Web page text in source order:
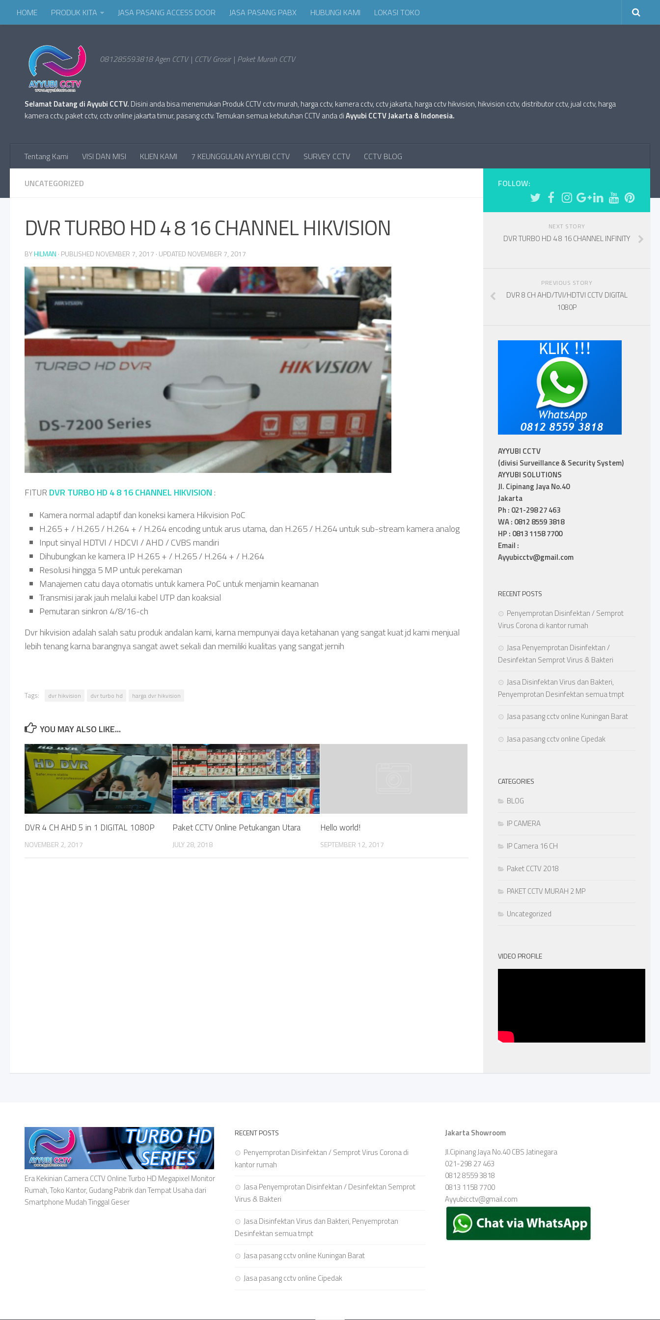
HOME PRODUK KITA JASA PASANG ACCESS DOOR JASA PASANG PABX HUBUNGI KAMI LOKASI TOKO
081285593818 Agen CCTV | CCTV Grosir | Paket Murah CCTV
Selamat Datang di Ayyubi CCTV. Disini anda bisa menemukan Produk CCTV cctv murah, harga cctv, kamera cctv, cctv jakarta, harga cctv hikvision, hikvision cctv, distributor cctv, jual cctv, harga
kamera cctv, paket cctv, cctv online jakarta timur, pasang cctv. Temukan semua kebutuhan CCTV anda diAyyubi CCTV Jakarta & Indonesia.
Tentang Kami VISI DAN MISI KLIEN KAMI 7 KEUNGGULAN AYYUBI CCTV SURVEY CCTV CCTV BLOG
UNCATEGORIZED
DVR TURBO HD 4 8 16 CHANNEL HIKVISION
BYHILMAN · PUBLISHED NOVEMBER 7, 2017 · UPDATED NOVEMBER 7, 2017
FITUR DVR TURBO HD 4 8 16 CHANNEL HIKVISION :
Kamera normal adaptif dan koneksi kamera Hikvision PoC
H.265 + / H.265 / H.264 + / H.264 encoding untuk arus utama, dan H.265 / H.264 untuk sub-stream kamera analog
Input sinyal HDTVI / HDCVI / AHD / CVBS mandiri
Dihubungkan ke kamera IP H.265 + / H.265 / H.264 + / H.264
Resolusi hingga 5 MP untuk perekaman
Manajemen catu daya otomatis untuk kamera PoC untuk menjamin keamanan
Transmisi jarak jauh melalui kabel UTP dan koaksial
Pemutaran sinkron 4/8/16-ch
Dvr hikvision adalah salah satu produk andalan kami, karna mempunyai daya ketahanan yang sangat kuat jd kami menjual
lebih tenang karna barangnya sangat awet sekali dan memiliki kualitas yang sangat jernih
Tags: dvr hikvision dvr turbo hd harga dvr hikvision
YOU MAY ALSO LIKE...
DVR 4 CH AHD 5 in 1 DIGITAL 1080P
NOVEMBER 2, 2017
Paket CCTV Online Petukangan Utara
JULY 28, 2018
Hello world!
SEPTEMBER 12, 2017
FOLLOW:
NEXT STORY
DVR TURBO HD 4 8 16 CHANNEL INFINITY
PREVIOUS STORY
DVR 8 CH AHD/TVI/HDTVI CCTV DIGITAL
1080P
AYYUBI CCTV
(divisi Surveillance & Security System)
AYYUBI SOLUTIONS
Jl. Cipinang Jaya No.40
Jakarta
Ph : 021-298 27 463
WA : 0812 8559 3818
HP : 0813 1158 7700
Email :
Ayyubicctv@gmail.com
RECENT POSTS
Penyemprotan Disinfektan / Semprot
Virus Corona di kantor rumah
Jasa Penyemprotan Disinfektan /
Desinfektan Semprot Virus & Bakteri
Jasa Disinfektan Virus dan Bakteri,
Penyemprotan Desinfektan semua tmpt
Jasa pasang cctv online Kuningan Barat
Jasa pasang cctv online Cipedak
CATEGORIES
BLOG
IP CAMERA
IP Camera 16 CH
Paket CCTV 2018
PAKET CCTV MURAH 2 MP
Uncategorized
VIDEO PROFILE
Era Kekinian Camera CCTV Online Turbo HD Megapixel Monitor
Rumah, Toko Kantor, Gudang Pabrik dan Tempat Usaha dari
Smartphone Mudah Tinggal Geser
RECENT POSTS
Penyemprotan Disinfektan / Semprot Virus Corona di
kantor rumah
Jasa Penyemprotan Disinfektan / Desinfektan Semprot
Virus & Bakteri
Jasa Disinfektan Virus dan Bakteri, Penyemprotan
Desinfektan semua tmpt
Jasa pasang cctv online Kuningan Barat
Jasa pasang cctv online Cipedak
Jakarta Showroom
Jl.Cipinang Jaya No.40 CBS Jatinegara
021-298 27 463
0812 8559 3818
0813 1158 7700
Ayyubicctv@gmail.com